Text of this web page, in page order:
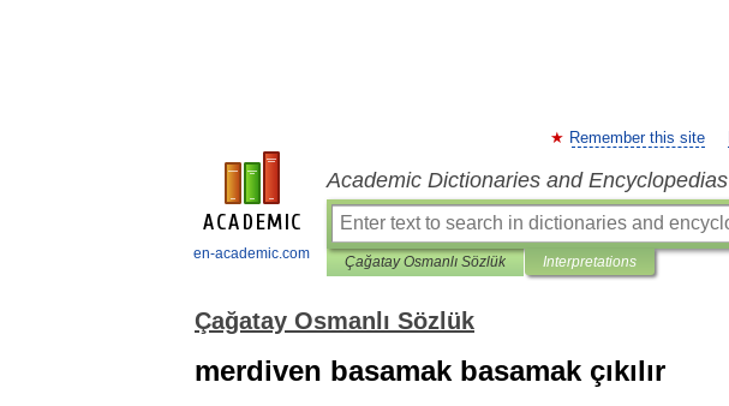
en-academic.com
Remember this site
Academic Dictionaries and Encyclopedias
Çağatay Osmanlı Sözlük Interpretations
Çağatay Osmanlı Sözlük
merdiven basamak basamak çıkılır